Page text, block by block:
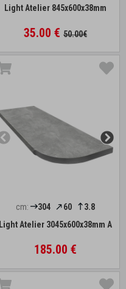
Light Atelier 845x600x38mm
35.00 € 50.00€
cm: 304 60
3.8
Light Atelier 3045x600x38mm A
185.00 €